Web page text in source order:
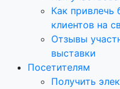
Как привлечь
клиентов на
Отзывы
выставки
Посетителям
Получить